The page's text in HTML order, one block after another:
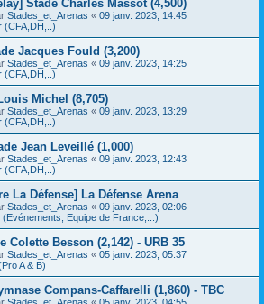
Stade Charles Massot (4,500)
Stades_et_Arenas « 09 janv. 2023, 14:45
(CFA,DH,..)
Jacques Fould (3,200)
Stades_et_Arenas « 09 janv. 2023, 14:25
(CFA,DH,..)
Michel (8,705)
Stades_et_Arenas « 09 janv. 2023, 13:29
(CFA,DH,..)
Jean Leveillé (1,000)
Stades_et_Arenas « 09 janv. 2023, 12:43
(CFA,DH,..)
La Défense] La Défense Arena
Stades_et_Arenas « 09 janv. 2023, 02:06
(Evénements, Equipe de France,...)
Colette Besson (2,142) - URB 35
Stades_et_Arenas « 05 janv. 2023, 05:37
A & B)
Compans-Caffarelli (1,860) - TBC
Stades_et_Arenas « 05 janv. 2023, 04:55